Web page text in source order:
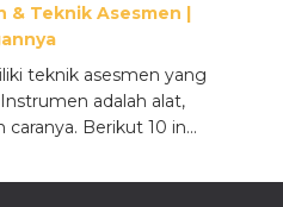
& Teknik Asesmen |
teknik asesmen yang
adalah alat,
Berikut 10 in...